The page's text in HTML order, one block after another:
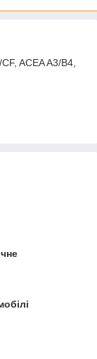
ACEA A3/B4,